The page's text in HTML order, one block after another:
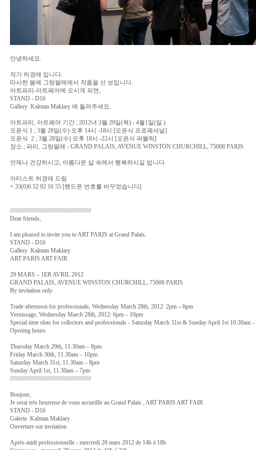
안녕하세요.
작가 허경애 입니다.
따사한 봄에 그랑팔레에서 작품을 선 보입니다.
아트파리-아트페어에 오시게 되면,
STAND - D16
Gallery Kalman Maklary 에 들려주세요.
아트파리, 아트페어 기간 ; 2012녀 3월 29일(목) - 4월1일(일 )
오픈식 1 ; 3월 28일(수) 오후 14시 -18시 [오픈식 프로페셔널]
오픈식 2 ; 3월 28일(수) 오후 18시 -22시 [오픈식 퍼블릭]
장소 ; 파리, 그랑팔레 - GRAND PALAIS, AVENUE WINSTON CHURCHILL, 75008 PARIS
언제나 건강하시고, 아름다운 삶 속에서 행복하시길 빕니다.
아티스트 허경애 드림
+ 33(0)6 52 92 16 55 [핸드폰 번호를 바꾸었습니다]
//////////////////////////////////////////////////////
Dear friends,
I am pleased to invite you to ART PARIS at Grand Palais.
STAND - D16
Gallery Kalman Maklary
ART PARIS ART FAIR
29 MARS – 1ER AVRIL 2012
GRAND PALAIS, AVENUE WINSTON CHURCHILL, 75008 PARIS
By invitation only
Trade afternoon for professionals, Wednesday March 28th, 2012: 2pm – 6pm
Vernissage, Wednesday March 28th, 2012: 6pm – 10pm
Special time slots for collectors and professionals - Saturday March 31st & Sunday April 1st 10.30am
Opening hours
Thursday March 29th, 11.30am – 8pm
Friday March 30th, 11.30am – 10pm
Saturday March 31st, 11.30am – 8pm
Sunday April 1st, 11.30am – 7pm
//////////////////////////////////////////////////////
Bonjour,
Je serai très heureuse de vous accueillir au Grand Palais , ART PARIS ART FAIR
STAND - D16
Galerie Kalman Maklary
Ouverture sur invitation
Après-midi professionnelle - mercredi 28 mars 2012 de 14h à 18h